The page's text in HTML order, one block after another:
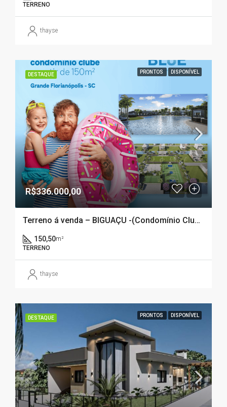
TERRENO
thayse
DESTAQUE PRONTOS DISPONÍVEL
R$336.000,00
Terreno á venda – BIGUAÇU -(Condomínio Clube) DELTAVILLE- BIGUAÇU – SC
150,50m²
TERRENO
thayse
DESTAQUE PRONTOS DISPONÍVEL